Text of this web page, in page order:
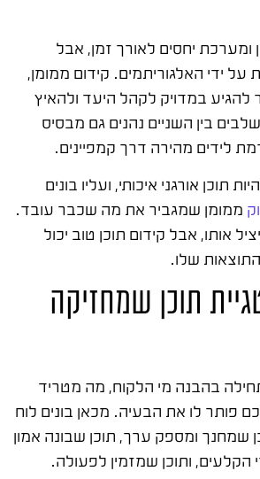
ומערכת יחסים לאורך זמן, אבל
ידי האלגוריתמים. קידום ממומן,
במדויק לקהל היעד ולהאיץ
בין השניים נהנים גם מבסיס
לידים מהירה דרך קמפיינים.
תוכן אורגני איכותי, ועליו בונים
ממומן שמגביר את מה שכבר עובד.
אותו, אבל קידום תוכן טוב יכול
שלו.
תוכן שמחזיקה
בהבנה מי הלקוח, מה מטריד
פותר לו את הבעיה. מכאן בונים לוח
שמחנך ומספק ערך, תוכן שבונה אמון
הקלעים, ותוכן שמזמין לפעולה.